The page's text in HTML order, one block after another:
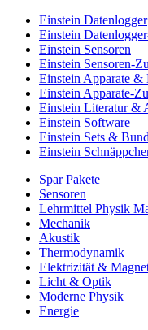
Einstein Datenlogger
Einstein
Einstein Sensoren
Einstein Sensoren-
Einstein Apparate &
Einstein Apparate-
Einstein Literatur &
Einstein Software
Einstein Sets &
Einstein
Spar Pakete
Sensoren
Lehrmittel Physik
Mechanik
Akustik
Thermodynamik
Elektrizität &
Licht & Optik
Moderne Physik
Energie